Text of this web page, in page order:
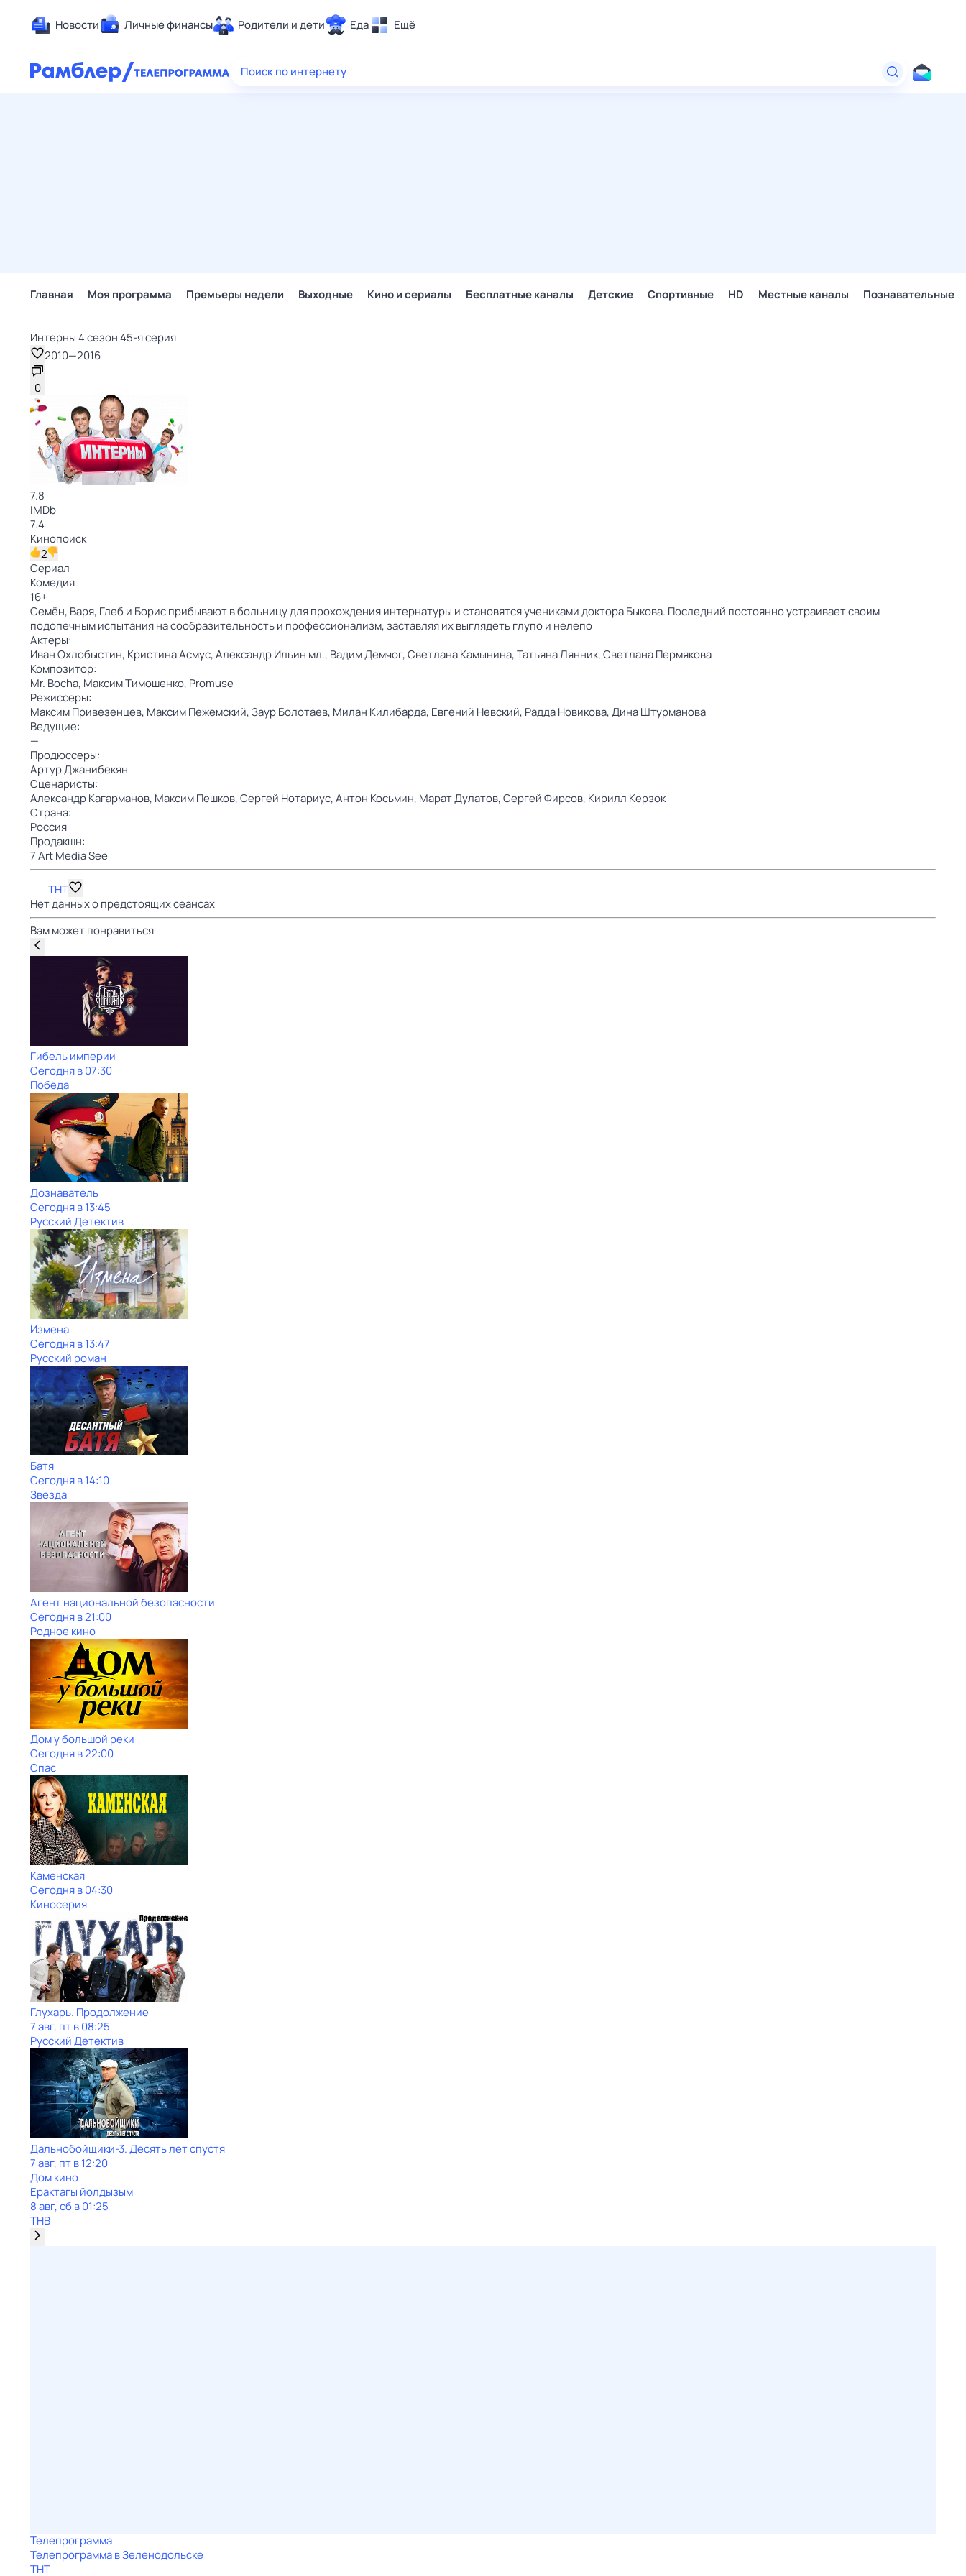
Новости Личные финансы Родители и дети Еда Ещё
Здоровье
Поиск по интернету
Главная Моя программа Премьеры недели Выходные Кино и сериалы Бесплатные каналы Детские Спортивные HD Местные каналы Познавательные
Интерны 4 сезон 45-я серия
2010—2016
0
7.8
IMDb
7.4
Кинопоиск
2
Сериал
Комедия
16+
Семён, Варя, Глеб и Борис прибывают в больницу для прохождения интернатуры и становятся учениками доктора Быкова. Последний постоянно устраивает своим
подопечным испытания на сообразительность и профессионализм, заставляя их выглядеть глупо и нелепо
Актеры:
Иван Охлобыстин, Кристина Асмус,Александр Ильин мл., Вадим Демчог,Светлана Камынина,Татьяна Лянник,Светлана Пермякова
Композитор:
Mr. Bocha, Максим Тимошенко, Promuse
Режиссеры:
Максим Привезенцев, Максим Пежемский,Заур Болотаев, Милан Килибарда, Евгений Невский, Радда Новикова,Дина Штурманова
Ведущие:
—
Продюссеры:
Артур Джанибекян
Сценаристы:
Александр Кагарманов, Максим Пешков,Сергей Нотариус,Антон Косьмин, Марат Дулатов,Сергей Фирсов, Кирилл Керзок
Страна:
Россия
Продакшн:
7 Art Media See
ТНТ
Нет данных о предстоящих сеансах
Вам может понравиться
Гибель империи
Сегодня в 07:30
Победа
Дознаватель
Сегодня в 13:45
Русский Детектив
Измена
Сегодня в 13:47
Русский роман
Батя
Сегодня в 14:10
Звезда
Агент национальной безопасности
Сегодня в 21:00
Родное кино
Дом у большой реки
Сегодня в 22:00
Спас
Каменская
Сегодня в 04:30
Киносерия
Глухарь. Продолжение
7 авг, пт в 08:25
Русский Детектив
Дальнобойщики-3. Десять лет спустя
7 авг, пт в 12:20
Дом кино
Ерактагы йолдызым
8 авг, сб в 01:25
ТНВ
Телепрограмма
Телепрограмма в Зеленодольске
ТНТ